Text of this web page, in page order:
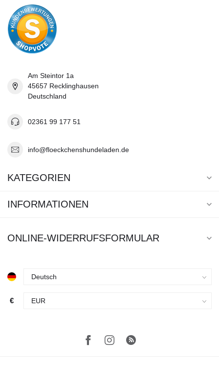
Am Steintor 1a
45657 Recklinghausen
Deutschland
02361 99 177 51
info@floeckchenshundeladen.de
KATEGORIEN
INFORMATIONEN
ONLINE-WIDERRUFSFORMULAR
€